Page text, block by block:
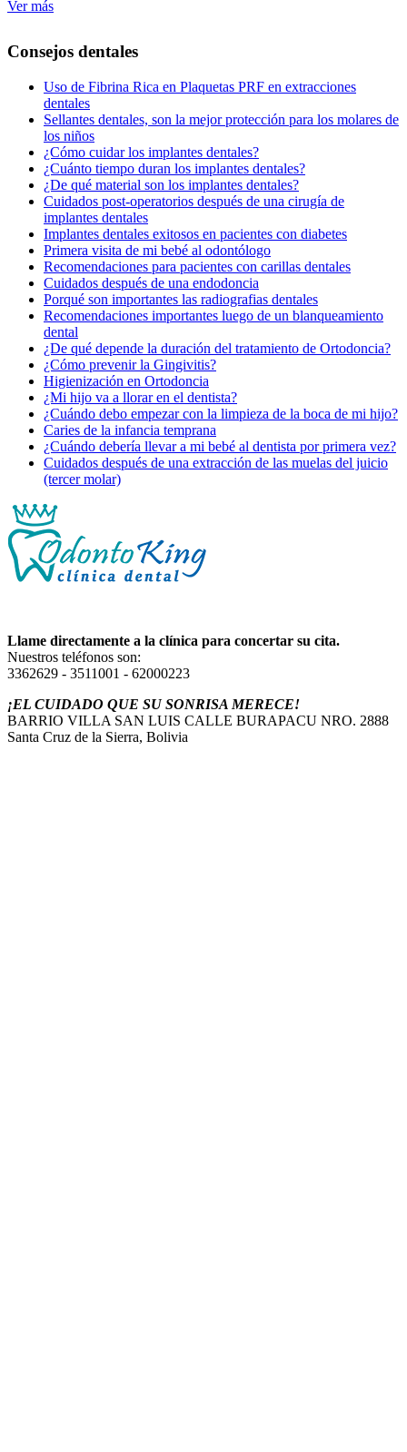
Ver más
Consejos dentales
Uso de Fibrina Rica en Plaquetas PRF en extracciones
dentales
Sellantes dentales, son la mejor protección para los molares de
los niños
¿Cómo cuidar los implantes dentales?
¿Cuánto tiempo duran los implantes dentales?
¿De qué material son los implantes dentales?
Cuidados post-operatorios después de una cirugía de
implantes dentales
Implantes dentales exitosos en pacientes con diabetes
Primera visita de mi bebé al odontólogo
Recomendaciones para pacientes con carillas dentales
Cuidados después de una endodoncia
Porqué son importantes las radiografias dentales
Recomendaciones importantes luego de un blanqueamiento
dental
¿De qué depende la duración del tratamiento de Ortodoncia?
¿Cómo prevenir la Gingivitis?
Higienización en Ortodoncia
¿Mi hijo va a llorar en el dentista?
¿Cuándo debo empezar con la limpieza de la boca de mi hijo?
Caries de la infancia temprana
¿Cuándo debería llevar a mi bebé al dentista por primera vez?
Cuidados después de una extracción de las muelas del juicio
(tercer molar)
Llame directamente a la clínica para concertar su cita.
Nuestros teléfonos son:
3362629 - 3511001 - 62000223
¡EL CUIDADO QUE SU SONRISA MERECE!
BARRIO VILLA SAN LUIS CALLE BURAPACU NRO. 2888
Santa Cruz de la Sierra, Bolivia